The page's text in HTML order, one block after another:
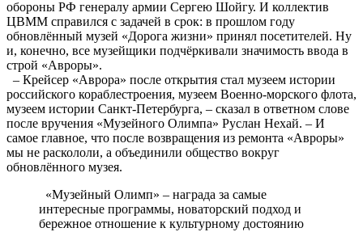
обороны РФ генералу армии Сергею Шойгу. И коллектив
ЦВММ справился с задачей в срок: в прошлом году
обновлённый музей «Дорога жизни» принял посетителей. Ну
и, конечно, все музейщики подчёркивали значимость ввода в
строй «Авроры».
– Крейсер «Аврора» после открытия стал музеем истории
российского кораблестроения, музеем Военно-морского флота,
музеем истории Санкт-Петербурга, – сказал в ответном слове
после вручения «Музейного Олимпа» Руслан Нехай. – И
самое главное, что после возвращения из ремонта «Авроры»
мы не раскололи, а объединили общество вокруг
обновлённого музея.
«Музейный Олимп» – награда за самые
интересные программы, новаторский подход и
бережное отношение к культурному достоянию